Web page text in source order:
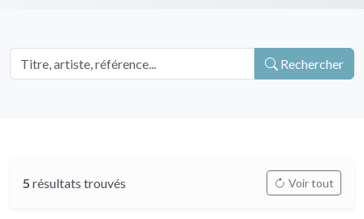
Rechercher
5 résultats trouvés Voir tout